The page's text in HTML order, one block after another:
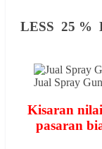
LESS 25 %
Jual Spray
Kisaran
pasaran